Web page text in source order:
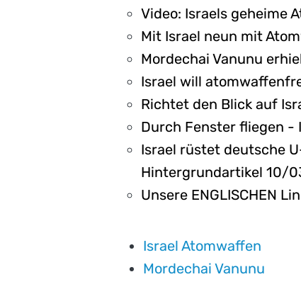
Video: Israels geheime
Mit Israel neun mit
Mordechai Vanunu
Israel will
Richtet den Blick auf
Durch Fenster fliegen -
Israel rüstet deutsche
Hintergrundartikel 10/
Unsere ENGLISCHEN
Israel Atomwaffen
Mordechai Vanunu